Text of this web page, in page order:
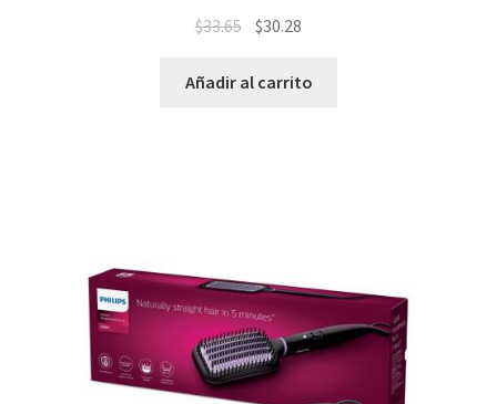
$33.65 $30.28
Añadir al carrito